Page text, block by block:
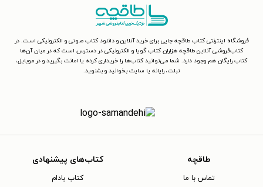
فروشگاه اینترنتی کتاب طاقچه جایی برای خرید آنلاین و دانلود کتاب صوتی و الکترونیکی است. در
کتاب‌فروشی آنلاین طاقچه هزاران کتاب گویا و الکترونیکی در دسترس است که در میان آن‌ها
کتاب رایگان هم وجود دارد. شما می‌توانید کتاب‌ها را خریداری کرده یا امانت بگیرید و در موبایل،
تبلت، رایانه یا سایت بخوانید و بشنوید.
طاقچه
تماس با ما
کتاب‌های پیشنهادی
کتاب بادام